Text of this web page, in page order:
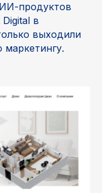
продуктов
в
выходили